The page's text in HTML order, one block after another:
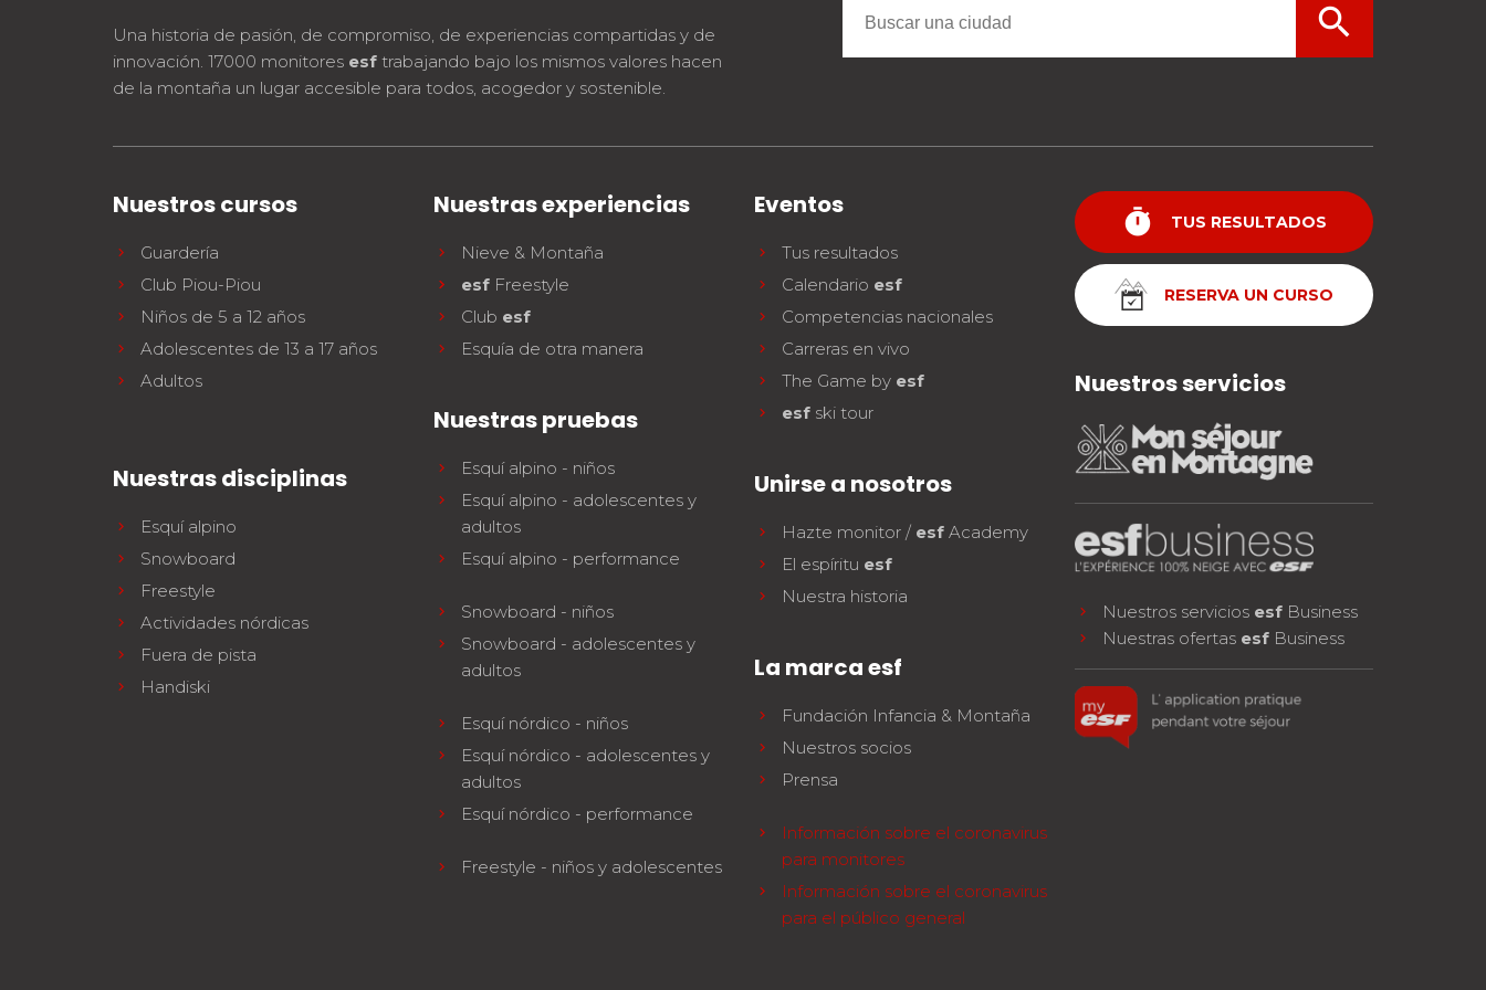
Una historia de pasión, de compromiso, de experiencias compartidas y de
innovación. 17000 monitores esf trabajando bajo los mismos valores hacen
de la montaña un lugar accesible para todos, acogedor y sostenible.
search
Nuestros cursos
Guardería
Club Piou-Piou
Niños de 5 a 12 años
Adolescentes de 13 a 17 años
Adultos
Nuestras disciplinas
Esquí alpino
Snowboard
Freestyle
Actividades nórdicas
Fuera de pista
Handiski
Nuestras experiencias
Nieve & Montaña
esf Freestyle
Club esf
Esquía de otra manera
Nuestras pruebas
Esquí alpino - niños
Esquí alpino - adolescentes y
adultos
Esquí alpino - performance
Snowboard - niños
Snowboard - adolescentes y
adultos
Esquí nórdico - niños
Esquí nórdico - adolescentes y
adultos
Esquí nórdico - performance
Freestyle - niños y adolescentes
Eventos
Tus resultados
Calendario esf
Competencias nacionales
Carreras en vivo
The Game by esf
esf ski tour
Unirse a nosotros
Hazte monitor / esf Academy
El espíritu esf
Nuestra historia
La marca esf
Fundación Infancia & Montaña
Nuestros socios
Prensa
Información sobre el coronavirus
para monitores
Información sobre el coronavirus
para el público general
timer TUS RESULTADOS
RESERVA UN CURSO
Nuestros servicios
Nuestros servicios esf Business
Nuestras ofertas esf Business